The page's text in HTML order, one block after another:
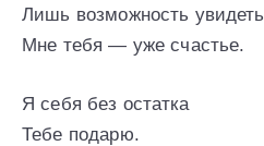
Лишь возможность увидеть
Мне тебя — уже счастье.
Я себя без остатка
Тебе подарю.